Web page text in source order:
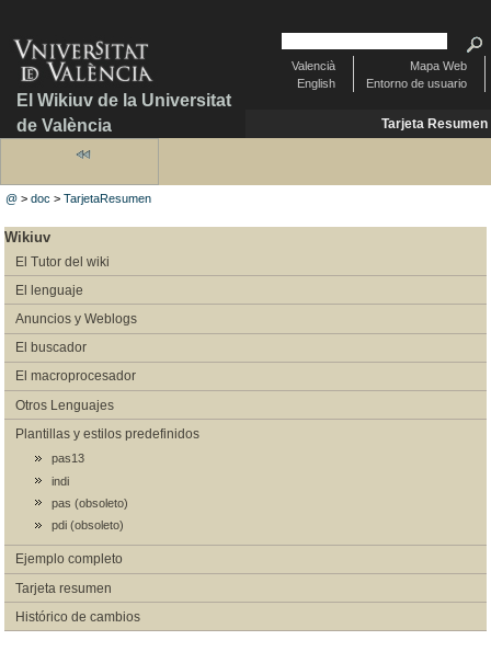
El Wikiuv de la Universitat
de València
Mapa Web
Entorno de usuario
Valencià
English
Tarjeta Resumen
@ >doc >TarjetaResumen
Wikiuv
El Tutor del wiki
El lenguaje
Anuncios y Weblogs
El buscador
El macroprocesador
Otros Lenguajes
Plantillas y estilos predefinidos
pas13
indi
pas (obsoleto)
pdi (obsoleto)
Ejemplo completo
Tarjeta resumen
Histórico de cambios